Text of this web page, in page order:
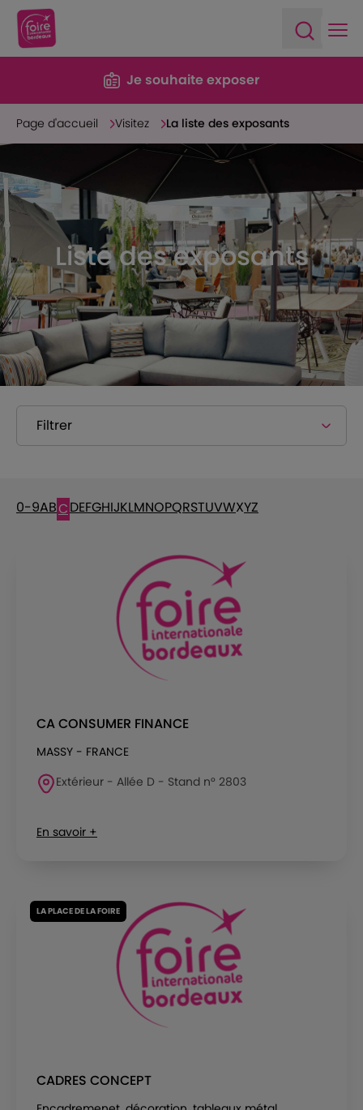
Je souhaite exposer
Page d'accueil Visitez La liste des exposants
Liste des exposants
Filtrer
0-9ABCDEFGHIJKLMNOPQRSTUVWXYZ
CA CONSUMER FINANCE
MASSY - FRANCE
Extérieur - Allée D - Stand n° 2803
En savoir +
LA PLACE DE LA FOIRE
CADRES CONCEPT